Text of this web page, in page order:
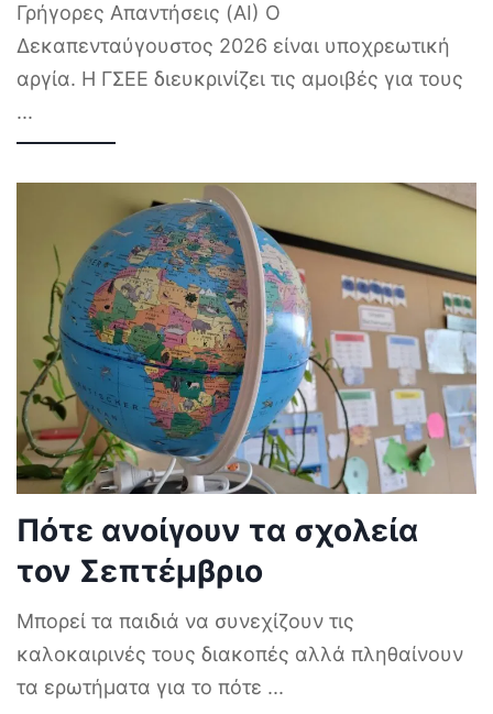
Γρήγορες Απαντήσεις (AI) Ο
Δεκαπενταύγουστος 2026 είναι υποχρεωτική
αργία. Η ΓΣΕΕ διευκρινίζει τις αμοιβές για τους
...
Πότε ανοίγουν τα σχολεία
τον Σεπτέμβριο
Μπορεί τα παιδιά να συνεχίζουν τις
καλοκαιρινές τους διακοπές αλλά πληθαίνουν
τα ερωτήματα για το πότε ...